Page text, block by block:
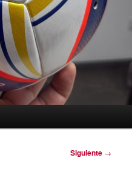
Siguiente →